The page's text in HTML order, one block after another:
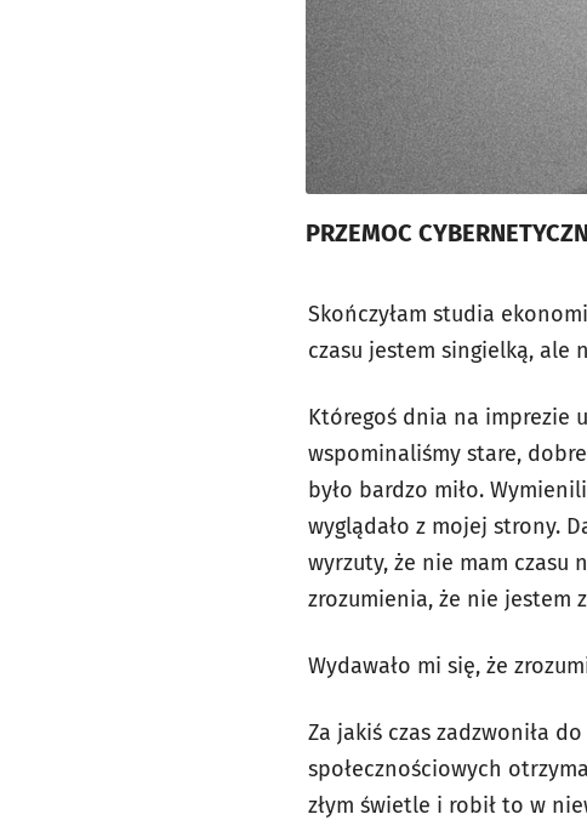
PRZEMOC
Skończyłam studia
czasu jestem singielką, ale
Któregoś dnia na imprezie
wspominaliśmy stare,
było bardzo miło.
wyglądało z mojej strony.
wyrzuty, że nie mam czasu
zrozumienia, że nie jestem
Wydawało mi się, że
Za jakiś czas zadzwoniła
społecznościowych
złym świetle i robił to w